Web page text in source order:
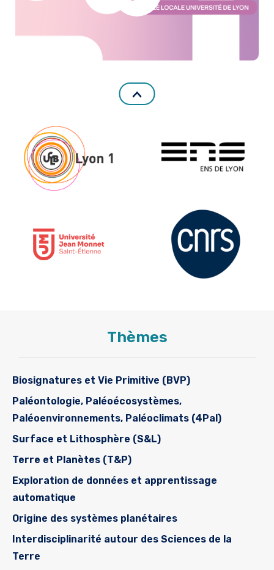
Thèmes
Biosignatures et Vie Primitive (BVP)
Paléontologie, Paléoécosystèmes,
Paléoenvironnements, Paléoclimats (4Pal)
Surface et Lithosphère (S&L)
Terre et Planètes (T&P)
Exploration de données et apprentissage
automatique
Origine des systèmes planétaires
Interdisciplinarité autour des Sciences de la
Terre